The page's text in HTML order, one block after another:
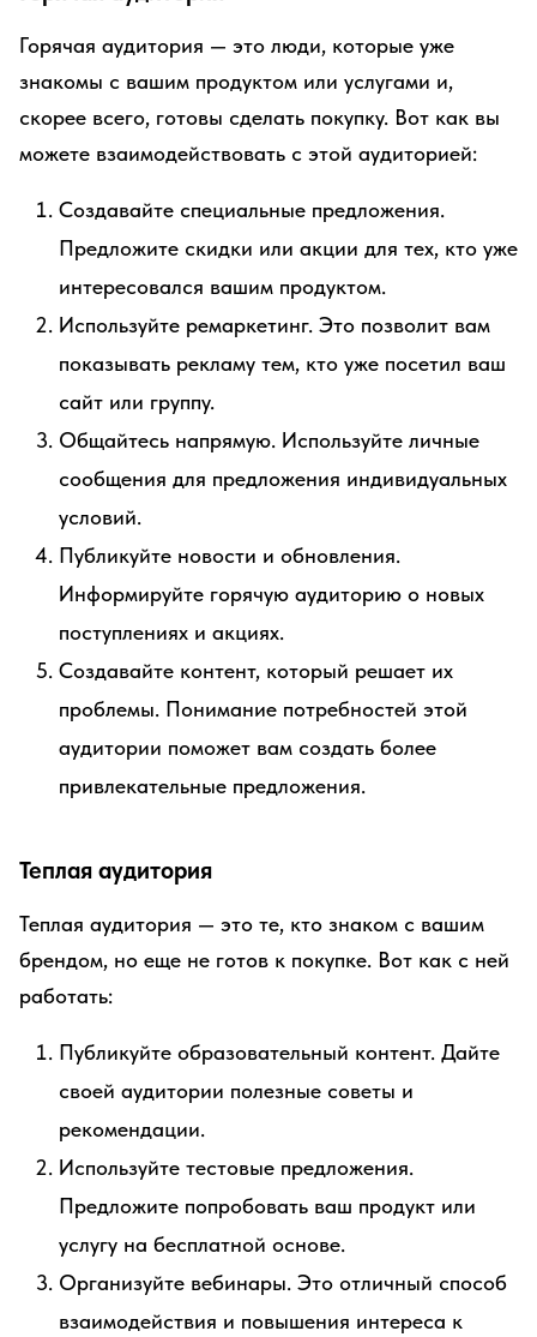
Горячая аудитория — это люди, которые уже
знакомы с вашим продуктом или услугами и,
скорее всего, готовы сделать покупку. Вот как вы
можете взаимодействовать с этой аудиторией:
Создавайте специальные предложения.
Предложите скидки или акции для тех, кто уже
интересовался вашим продуктом.
Используйте ремаркетинг. Это позволит вам
показывать рекламу тем, кто уже посетил ваш
сайт или группу.
Общайтесь напрямую. Используйте личные
сообщения для предложения индивидуальных
условий.
Публикуйте новости и обновления.
Информируйте горячую аудиторию о новых
поступлениях и акциях.
Создавайте контент, который решает их
проблемы. Понимание потребностей этой
аудитории поможет вам создать более
привлекательные предложения.
Теплая аудитория
Теплая аудитория — это те, кто знаком с вашим
брендом, но еще не готов к покупке. Вот как с ней
работать:
Публикуйте образовательный контент. Дайте
своей аудитории полезные советы и
рекомендации.
Используйте тестовые предложения.
Предложите попробовать ваш продукт или
услугу на бесплатной основе.
Организуйте вебинары. Это отличный способ
взаимодействия и повышения интереса к